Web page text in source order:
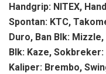
Handgrip: NITEX,
Spontan: KTC,
Duro, Ban Blk:
Blk: Kaze,
Kaliper: Brembo,